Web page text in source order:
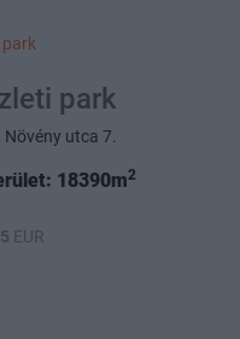
park
utca 7.
18390m2
EUR